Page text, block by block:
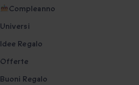
Compleanno
Universi
Idee Regalo
Offerte
Buoni Regalo